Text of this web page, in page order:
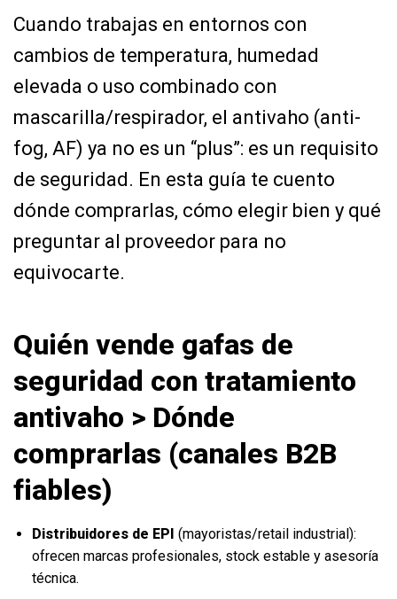
Cuando trabajas en entornos con
cambios de temperatura, humedad
elevada o uso combinado con
mascarilla/respirador, el antivaho (anti-
fog, AF) ya no es un “plus”: es un requisito
de seguridad. En esta guía te cuento
dónde comprarlas, cómo elegir bien y qué
preguntar al proveedor para no
equivocarte.
Quién vende gafas de
seguridad con tratamiento
antivaho > Dónde
comprarlas (canales B2B
fiables)
Distribuidores de EPI (mayoristas/retail industrial):
ofrecen marcas profesionales, stock estable y asesoría
técnica.